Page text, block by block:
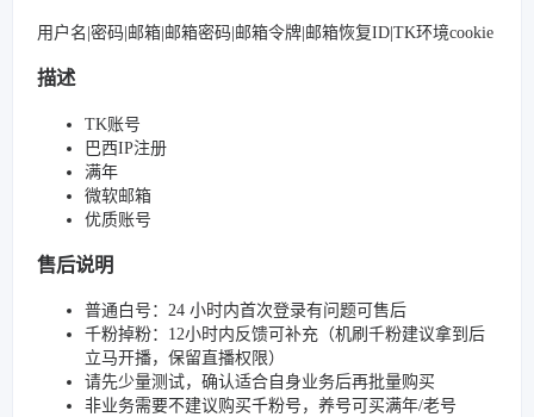
用户名|密码|邮箱|邮箱密码|邮箱令牌|邮箱恢复ID|TK环境cookie
描述
TK账号
巴西IP注册
满年
微软邮箱
优质账号
售后说明
普通白号：24 小时内首次登录有问题可售后
千粉掉粉：12小时内反馈可补充（机刷千粉建议拿到后
立马开播，保留直播权限）
请先少量测试，确认适合自身业务后再批量购买
非业务需要不建议购买千粉号，养号可买满年/老号